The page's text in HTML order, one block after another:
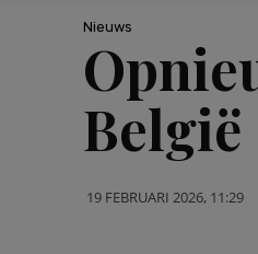
Nieuws
België
19 FEBRUARI 2026, 11:29